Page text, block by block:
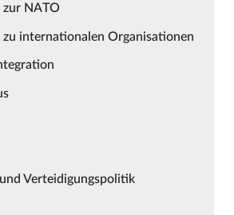
zur NATO
zu internationalen Organisationen
Verteidigungspolitik